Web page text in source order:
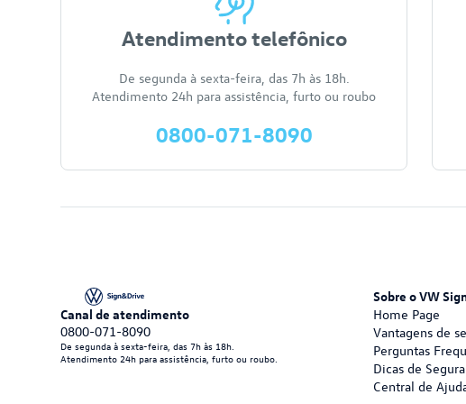
Atendimento telefônico
De segunda à sexta-feira, das 7h às 18h.
Atendimento 24h para assistência, furto ou roubo
0800-071-8090
Canal de atendimento
0800-071-8090
De segunda à sexta-feira, das 7h às 18h.
Atendimento 24h para assistência, furto ou roubo.
Sobre o VW
Home Page
Vantagens de
Perguntas
Dicas de
Central de